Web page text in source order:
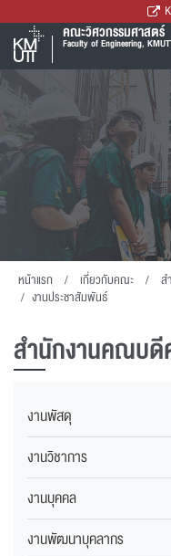
คณะวิศวกรรมศาสตร์
Faculty of Engineering,
หน้าแรก เกี่ยวกับคณะ
ส
งานประชาสัมพันธ์
สำนักงานคณบดี
งานพัสดุ
งานวิชาการ
งานบุคคล
งานพัฒนาบุคลากร